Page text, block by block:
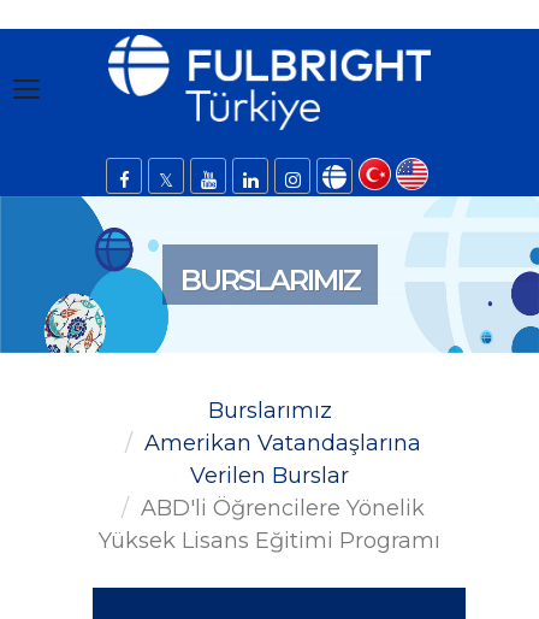
BURSLARIMIZ
Burslarımız
Amerikan Vatandaşlarına
Verilen Burslar
ABD'li Öğrencilere Yönelik
Yüksek Lisans Eğitimi Programı